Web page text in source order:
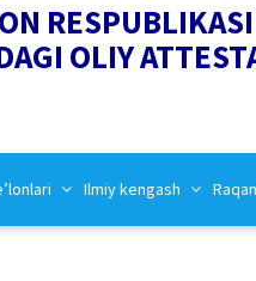
OLIY
Ilmiy kengash